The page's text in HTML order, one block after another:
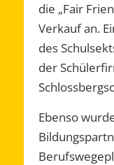
die „Fair
Verkauf an.
des
der
Ebenso